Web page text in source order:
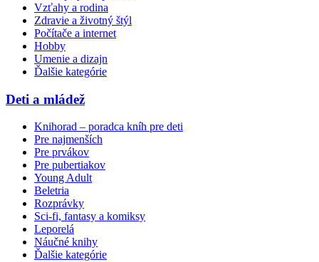
Vzťahy a rodina
Zdravie a životný štýl
Počítače a internet
Hobby
Umenie a dizajn
Ďalšie kategórie
Deti a mládež
Knihorad – poradca kníh pre deti
Pre najmenších
Pre prvákov
Pre pubertiakov
Young Adult
Beletria
Rozprávky
Sci-fi, fantasy a komiksy
Leporelá
Náučné knihy
Ďalšie kategórie